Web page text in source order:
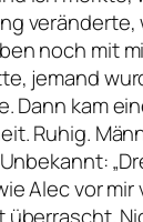
veränderte,
noch mit
jemand
Dann kam
Ruhig.
Alec vor